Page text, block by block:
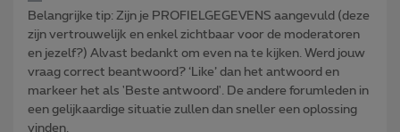
Belangrijke tip: Zijn je PROFIELGEGEVENS aangevuld (deze
zijn vertrouwelijk en enkel zichtbaar voor de moderatoren
en jezelf?) Alvast bedankt om even na te kijken. Werd jouw
vraag correct beantwoord? ‘Like’ dan het antwoord en
markeer het als 'Beste antwoord'. De andere forumleden in
een gelijkaardige situatie zullen dan sneller een oplossing
vinden.